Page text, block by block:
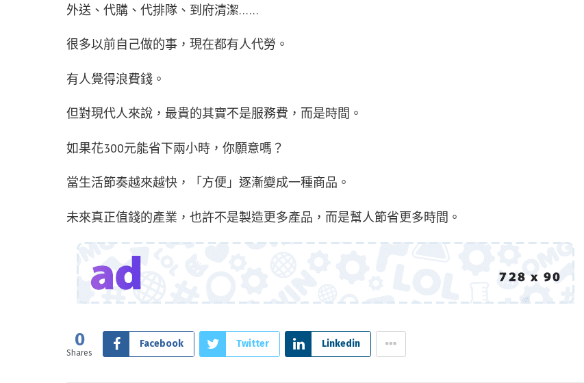
外送、代購、代排隊、到府清潔……
很多以前自己做的事，現在都有人代勞。
有人覺得浪費錢。
但對現代人來說，最貴的其實不是服務費，而是時間。
如果花300元能省下兩小時，你願意嗎？
當生活節奏越來越快，「方便」逐漸變成一種商品。
未來真正值錢的產業，也許不是製造更多產品，而是幫人節省更多時間。
0
Shares
Facebook Twitter Linkedin